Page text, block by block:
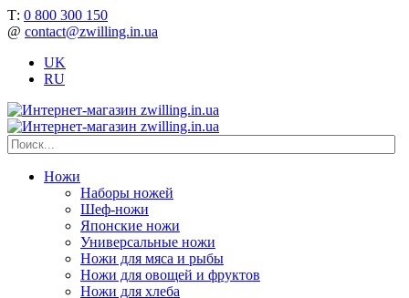
Т: 0 800 300 150
@ contact@zwilling.in.ua
UK
RU
Ножи
Наборы ножей
Шеф-ножи
Японские ножи
Универсальные ножи
Ножи для мяса и рыбы
Ножи для овощей и фруктов
Ножи для хлеба